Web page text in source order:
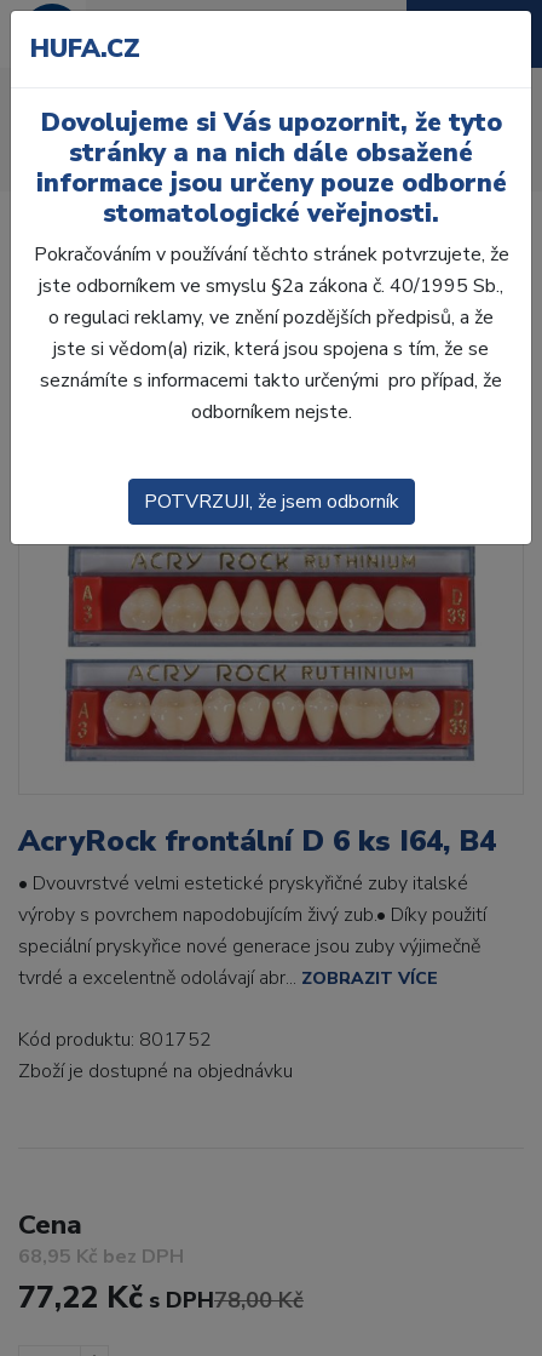
Úvod Zuby
AcryRock
AcryRock frontální D 6 ks I64, B4
AcryRock frontální D 6 ks I64, B4
• Dvouvrstvé velmi estetické pryskyřičné zuby italské
výroby s povrchem napodobujícím živý zub.• Díky použití
speciální pryskyřice nové generace jsou zuby výjimečně
tvrdé a excelentně odolávají abr... ZOBRAZIT VÍCE
Kód produktu: 801752
Zboží je dostupné na objednávku
Cena
68,95 Kč bez DPH
77,22 Kč s DPH78,00 Kč
HUFA.CZ
Dovolujeme si Vás upozornit, že tyto
stránky a na nich dále obsažené
informace jsou určeny pouze odborné
stomatologické veřejnosti.
Pokračováním v používání těchto stránek potvrzujete, že
jste odborníkem ve smyslu §2a zákona č. 40/1995 Sb.,
o regulaci reklamy, ve znění pozdějších předpisů, a že
jste si vědom(a) rizik, která jsou spojena s tím, že se
seznámíte s informacemi takto určenými pro případ, že
odborníkem nejste.
POTVRZUJI, že jsem odborník